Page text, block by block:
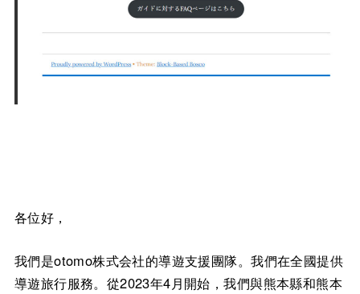
各位好，
我們是otomo株式会社的導遊支援團隊。我們在全國提供
導遊旅行服務。從2023年4月開始，我們與熊本縣和熊本